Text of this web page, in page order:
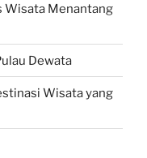
Wisata Menantang
Dewata
Wisata yang